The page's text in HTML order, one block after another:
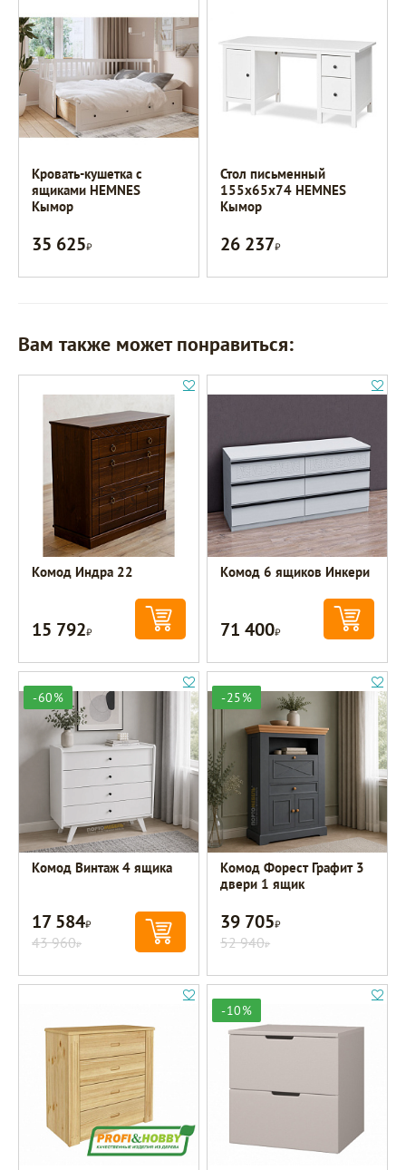
Кровать-кушетка с
ящиками HEMNES
Кымор
35 625Р
Стол письменный
155х65х74 HEMNES
Кымор
26 237Р
Вам также может понравиться:
Комод Индра 22
15 792Р
Комод 6 ящиков Инкери
71 400Р
-60%
Комод Винтаж 4 ящика
17 584Р
43 960Р
-25%
Комод Форест Графит 3
двери 1 ящик
39 705Р
52 940Р
-10%